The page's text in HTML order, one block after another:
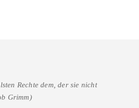
Rechte dem, der sie nicht
Grimm)